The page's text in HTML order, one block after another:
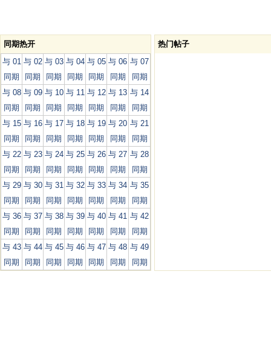
同期热开
与 01
同期
与 02
同期
与 03
同期
与 04
同期
与 05
同期
与 06
同期
与 07
同期
与 08
同期
与 09
同期
与 10
同期
与 11
同期
与 12
同期
与 13
同期
与 14
同期
与 15
同期
与 16
同期
与 17
同期
与 18
同期
与 19
同期
与 20
同期
与 21
同期
与 22
同期
与 23
同期
与 24
同期
与 25
同期
与 26
同期
与 27
同期
与 28
同期
与 29
同期
与 30
同期
与 31
同期
与 32
同期
与 33
同期
与 34
同期
与 35
同期
与 36
同期
与 37
同期
与 38
同期
与 39
同期
与 40
同期
与 41
同期
与 42
同期
与 43
同期
与 44
同期
与 45
同期
与 46
同期
与 47
同期
与 48
同期
与 49
同期
热门帖子